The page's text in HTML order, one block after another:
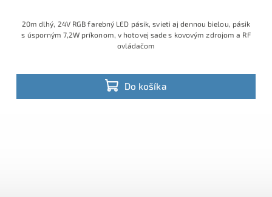
Do košíka
20m dlhý, 24V RGB farebný LED pásik, svieti aj dennou bielou, pásik
s úsporným 7,2W príkonom, v hotovej sade s kovovým zdrojom a RF
ovládačom